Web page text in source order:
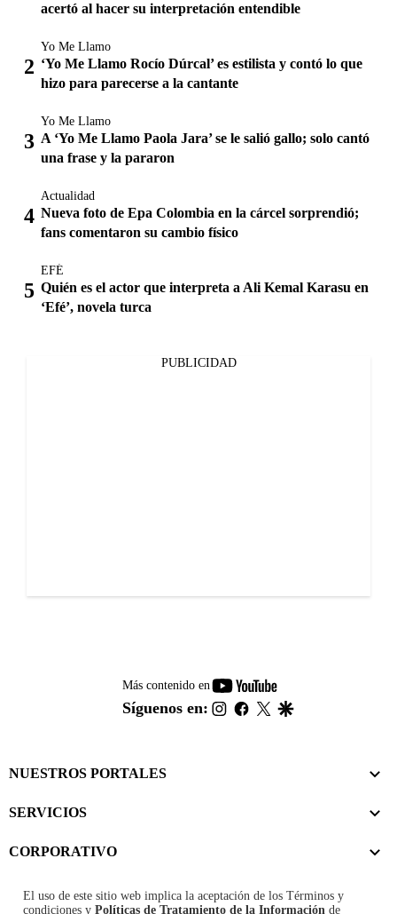
acertó al hacer su interpretación entendible
Yo Me Llamo
‘Yo Me Llamo Rocío Dúrcal’ es estilista y contó lo que
hizo para parecerse a la cantante
Yo Me Llamo
A ‘Yo Me Llamo Paola Jara’ se le salió gallo; solo cantó
una frase y la pararon
Actualidad
Nueva foto de Epa Colombia en la cárcel sorprendió;
fans comentaron su cambio físico
EFÉ
Quién es el actor que interpreta a Ali Kemal Karasu en
‘Efé’, novela turca
PUBLICIDAD
Más contenido en
youtube-
footer
Síguenos en: instagram
facebook
twitter
NUESTROS PORTALES
SERVICIOS
CORPORATIVO
El uso de este sitio web implica la aceptación de los Términos y
condiciones y Políticas de Tratamiento de la Información de